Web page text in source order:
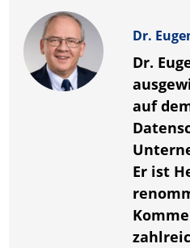
Dr.
Dr.
auf
Er ist